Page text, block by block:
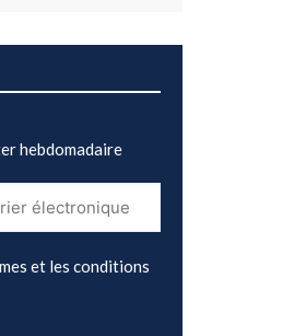
hebdomadaire
et les conditions